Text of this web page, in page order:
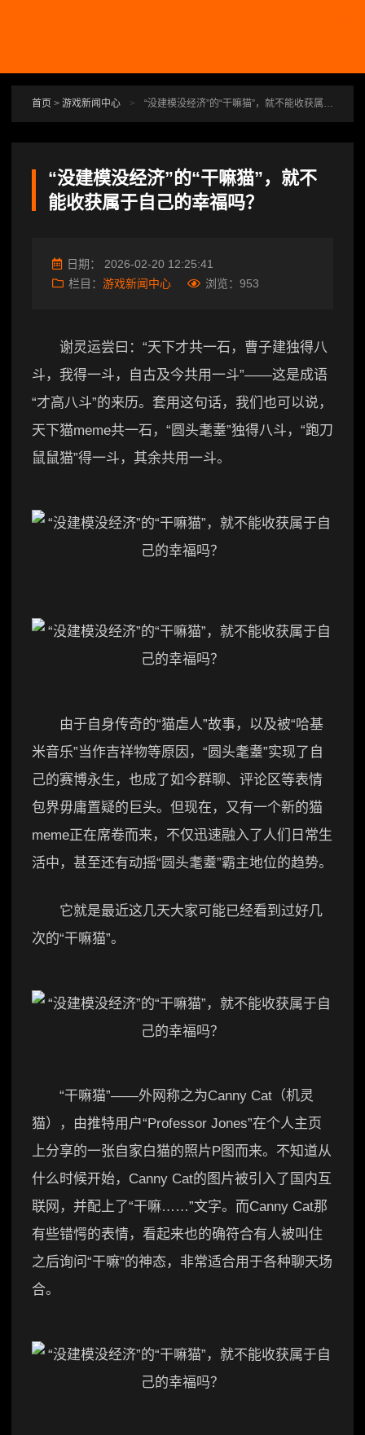
首页 > 游戏新闻中心 > “没建模没经济”的“干嘛猫”，就不能收获属于自己的幸福吗？
“没建模没经济”的“干嘛猫”，就不
能收获属于自己的幸福吗？
日期： 2026-02-20 12:25:41
栏目： 游戏新闻中心 浏览： 953
谢灵运尝曰：“天下才共一石，曹子建独得八
斗，我得一斗，自古及今共用一斗”——这是成语
“才高八斗”的来历。套用这句话，我们也可以说，
天下猫meme共一石，“圆头耄耋”独得八斗，“跑刀
鼠鼠猫”得一斗，其余共用一斗。
由于自身传奇的“猫虐人”故事，以及被“哈基
米音乐”当作吉祥物等原因，“圆头耄耋”实现了自
己的赛博永生，也成了如今群聊、评论区等表情
包界毋庸置疑的巨头。但现在，又有一个新的猫
meme正在席卷而来，不仅迅速融入了人们日常生
活中，甚至还有动摇“圆头耄耋”霸主地位的趋势。
它就是最近这几天大家可能已经看到过好几
次的“干嘛猫”。
“干嘛猫”——外网称之为Canny Cat（机灵
猫），由推特用户“Professor Jones”在个人主页
上分享的一张自家白猫的照片P图而来。不知道从
什么时候开始，Canny Cat的图片被引入了国内互
联网，并配上了“干嘛……”文字。而Canny Cat那
有些错愕的表情，看起来也的确符合有人被叫住
之后询问“干嘛”的神态，非常适合用于各种聊天场
合。